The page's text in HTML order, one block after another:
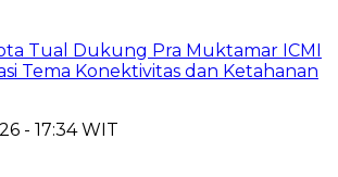
Tual Dukung Pra Muktamar ICMI
Tema Konektivitas dan Ketahanan
- 17:34 WIT